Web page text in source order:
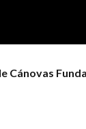
Cánovas